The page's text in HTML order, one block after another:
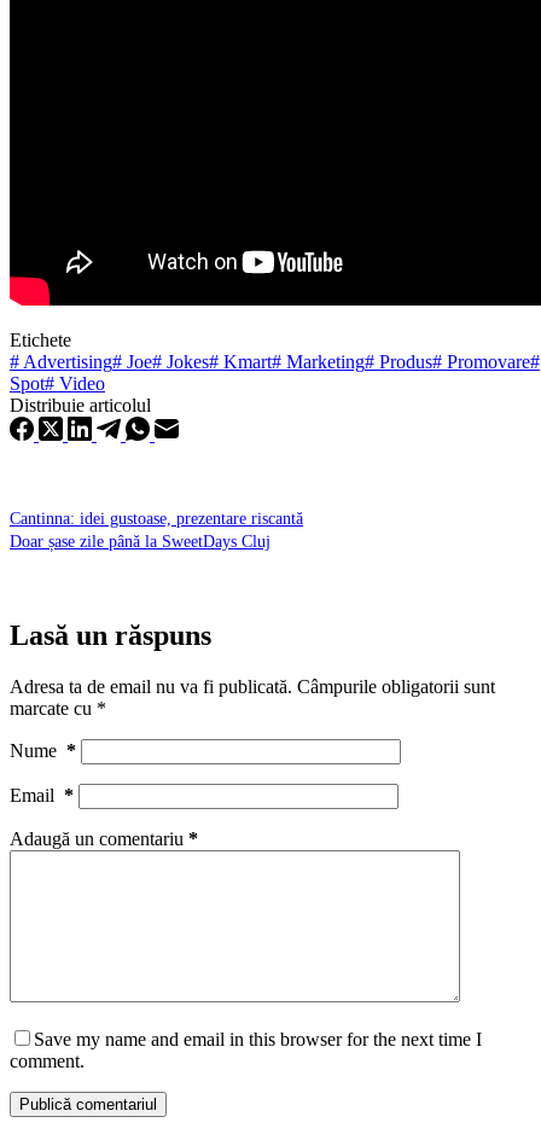
Etichete
# Advertising# Joe# Jokes# Kmart# Marketing# Produs# Promovare#
Spot# Video
Distribuie articolul
Cantinna: idei gustoase, prezentare riscantă
Doar șase zile până la SweetDays Cluj
Lasă un răspuns
Adresa ta de email nu va fi publicată. Câmpurile obligatorii sunt
marcate cu *
Nume *
Email *
Adaugă un comentariu *
Save my name and email in this browser for the next time I
comment.
Publică comentariul